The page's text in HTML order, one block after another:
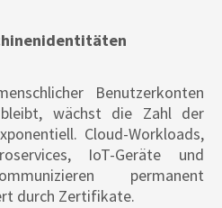
Benutzerkonten
wächst die Zahl der
Cloud-Workloads,
IoT-Geräte und
permanent
durch Zertifikate.